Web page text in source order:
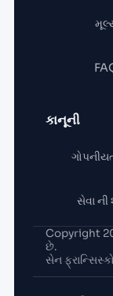
કાનૂની
સેવા ની
Copyright
છે.
સેન